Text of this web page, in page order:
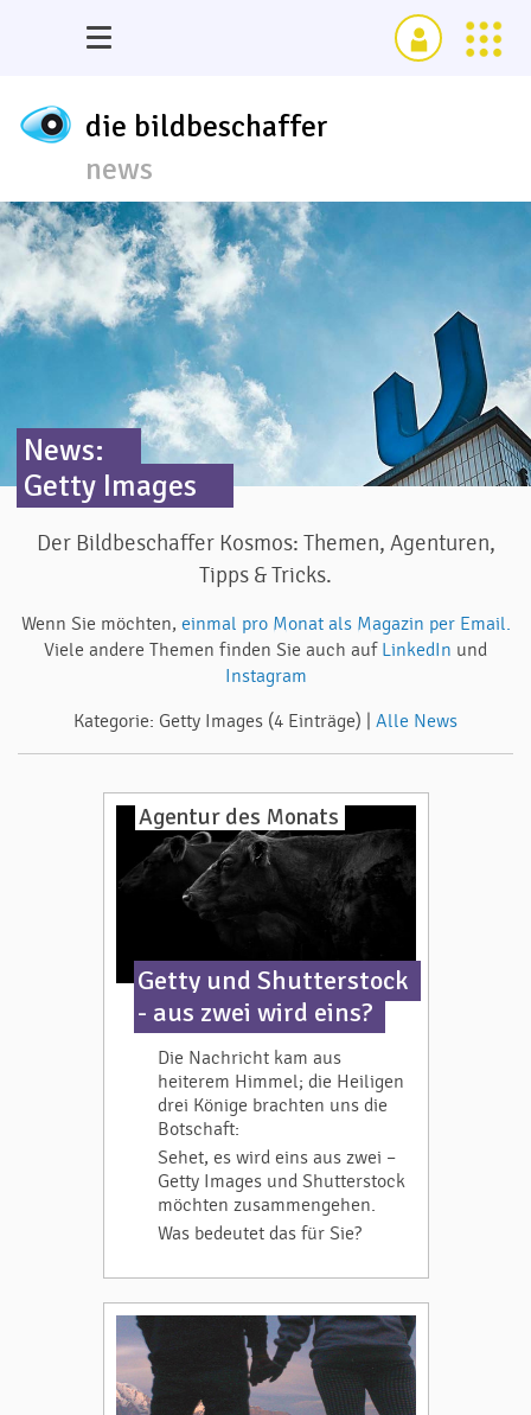
die bildbeschaffer
news
News:
Getty Images
Der Bildbeschaffer Kosmos: Themen, Agenturen,
Tipps & Tricks.
Wenn Sie möchten, einmal pro Monat als Magazin per Email.
Viele andere Themen finden Sie auch auf LinkedIn und
Instagram
Kategorie: Getty Images (4 Einträge) | Alle News
Agentur des Monats
Getty und Shutterstock
- aus zwei wird eins?
Die Nachricht kam aus
heiterem Himmel; die Heiligen
drei Könige brachten uns die
Botschaft:
Sehet, es wird eins aus zwei –
Getty Images und Shutterstock
möchten zusammengehen.
Was bedeutet das für Sie?